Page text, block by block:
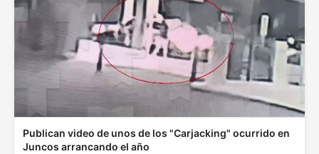
Publican video de unos de los "Carjacking" ocurrido en
Juncos arrancando el año